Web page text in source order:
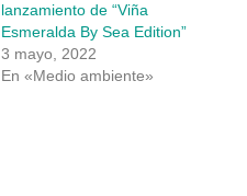
lanzamiento de “Viña
Esmeralda By Sea Edition”
3 mayo, 2022
En «Medio ambiente»